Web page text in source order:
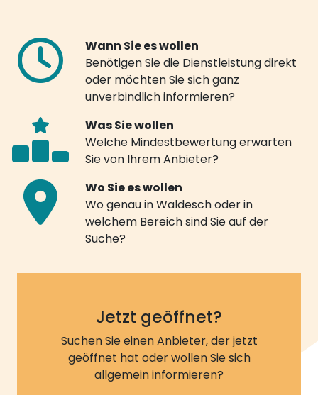
Wann Sie es wollen
Benötigen Sie die Dienstleistung direkt
oder möchten Sie sich ganz
unverbindlich informieren?
Was Sie wollen
Welche Mindestbewertung erwarten
Sie von Ihrem Anbieter?
Wo Sie es wollen
Wo genau in Waldesch oder in
welchem Bereich sind Sie auf der
Suche?
Jetzt geöffnet?
Suchen Sie einen Anbieter, der jetzt
geöffnet hat oder wollen Sie sich
allgemein informieren?